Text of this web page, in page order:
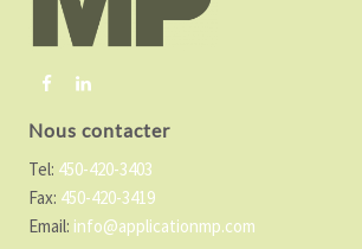
Nous contacter
Tel: 450-420-3403
Fax: 450-420-3419
Email: info@applicationmp.com